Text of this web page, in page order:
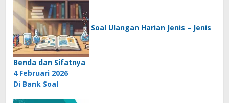
Soal Ulangan Harian Jenis – Jenis
Benda dan Sifatnya
4 Februari 2026
Di Bank Soal